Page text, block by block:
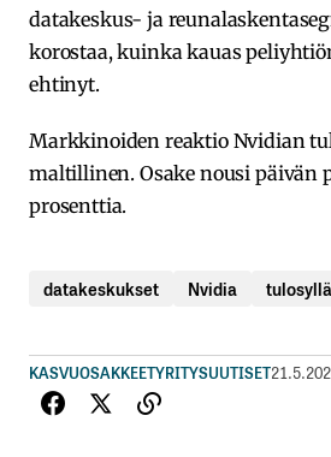
datakeskus- ja
korostaa, kuinka kauas
ehtinyt.
Markkinoiden reaktio Nvidian
maltillinen. Osake nousi päivän
prosenttia.
datakeskukset Nvidia
KASVUOSAKKEETYRITYSUUTISET